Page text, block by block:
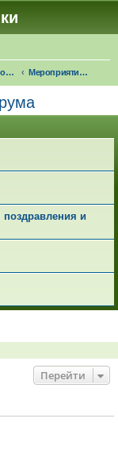
О работе форума "Малыши-Кузнечики" Мероприятия и конкурсы от форума
и
Перейти